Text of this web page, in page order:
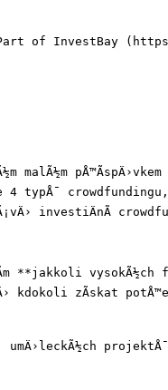
of InvestBay
malÃ½m
4 typÅ¯
investiÄnÃ­
vysokÃ½ch
kdokoli zÃ­skat
umÄ›leckÃ½ch